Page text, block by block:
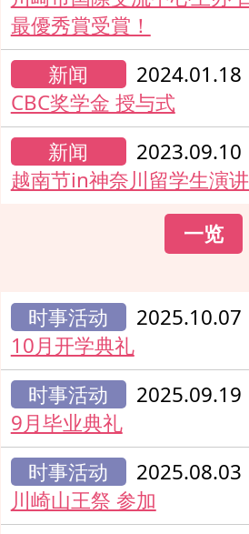
最優秀賞受賞！
新闻
2024.01.18
CBC奖学金 授与式
新闻
2023.09.10
越南节in神奈川留学生演
一览
时事活动
2025.10.07
10月开学典礼
时事活动
2025.09.19
9月毕业典礼
时事活动
2025.08.03
川崎山王祭 参加